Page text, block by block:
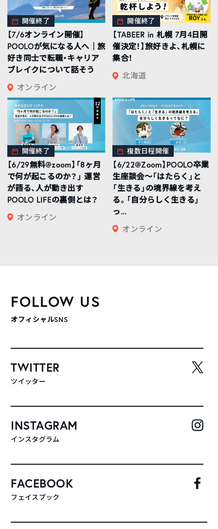
開催終了
【7/6オンライン開催】
POOLOが気になる人へ｜旅
好き同士で転職・キャリア
ブレイクについて話そう
オンライン
開催終了
【TABEER in 札幌 7月4日開
催決定！】旅好きよ、札幌に
集合！
北海道
開催終了
【6/29無料@zoom】「8ヶ月
で何が起こるのか？」 運営
が語る、人が動き出す
POOLO LIFEの裏側とは？
オンライン
複数日程開催
【6/22@Zoom】POOLO卒業
生座談会〜「はたらく」と
「生きる」の境界線を考え
る。「自分らしく生きる」
っ...
オンライン
FOLLOW US
オフィシャルSNS
TWITTER
ツイッター
INSTAGRAM
インスタグラム
FACEBOOK
フェイスブック